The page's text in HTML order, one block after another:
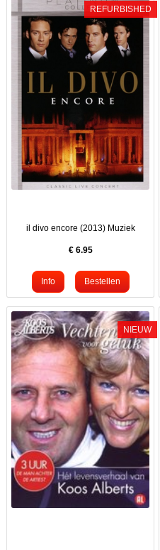
REFURBISHED
il divo encore (2013) Muziek
€ 6.95
NIEUW